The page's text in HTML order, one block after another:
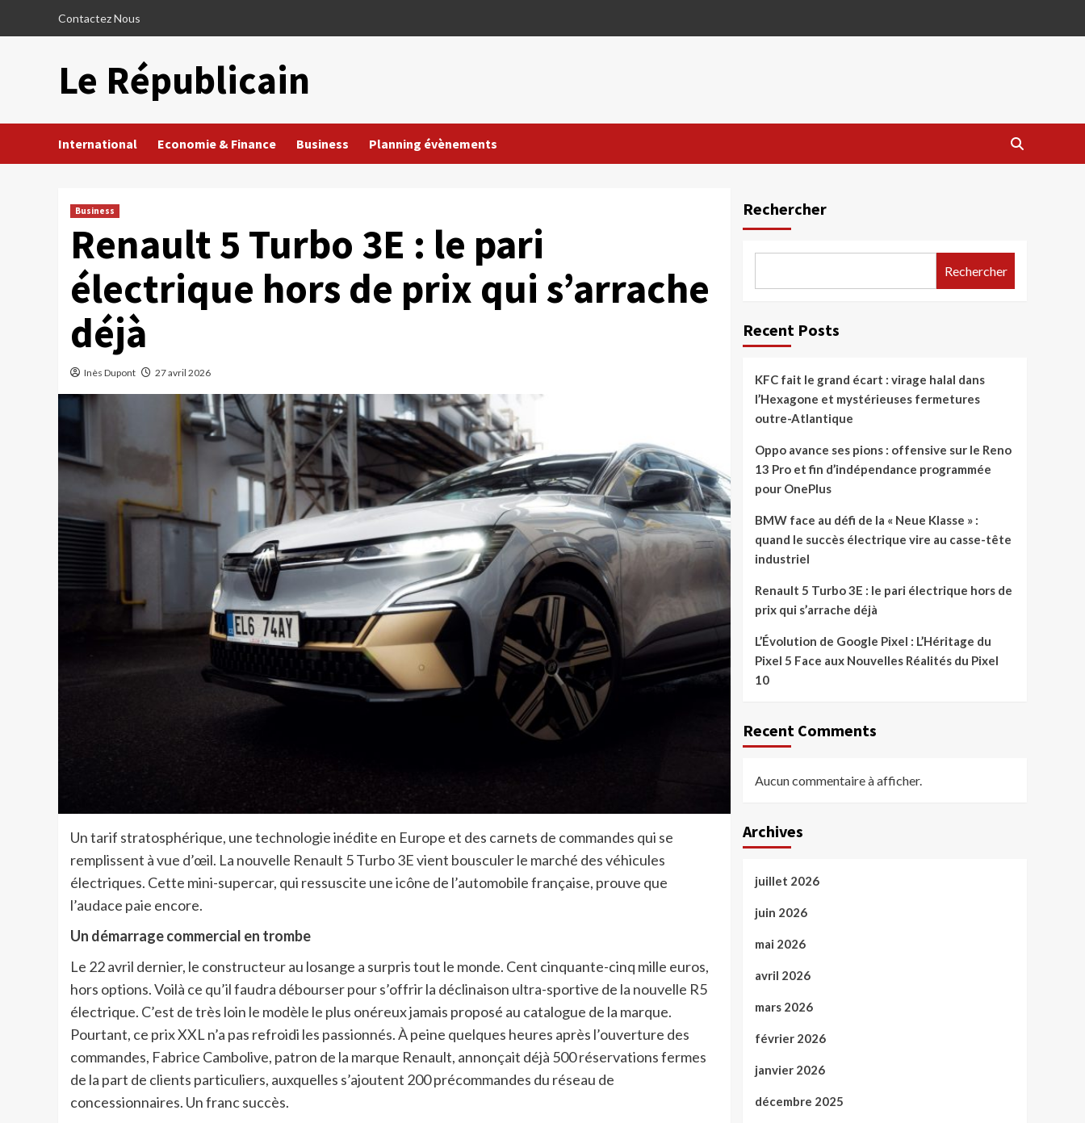
Contactez Nous
Le Républicain
International Economie & Finance Business Planning évènements
Business
Renault 5 Turbo 3E : le pari
électrique hors de prix qui s’arrache
déjà
Inès Dupont 27 avril 2026
Un tarif stratosphérique, une technologie inédite en Europe et des carnets de commandes qui se
remplissent à vue d’œil. La nouvelle Renault 5 Turbo 3E vient bousculer le marché des véhicules
électriques. Cette mini-supercar, qui ressuscite une icône de l’automobile française, prouve que
l’audace paie encore.
Un démarrage commercial en trombe
Le 22 avril dernier, le constructeur au losange a surpris tout le monde. Cent cinquante-cinq mille euros,
hors options. Voilà ce qu’il faudra débourser pour s’offrir la déclinaison ultra-sportive de la nouvelle R5
électrique. C’est de très loin le modèle le plus onéreux jamais proposé au catalogue de la marque.
Pourtant, ce prix XXL n’a pas refroidi les passionnés. À peine quelques heures après l’ouverture des
commandes, Fabrice Cambolive, patron de la marque Renault, annonçait déjà 500 réservations fermes
de la part de clients particuliers, auxquelles s’ajoutent 200 précommandes du réseau de
concessionnaires. Un franc succès.
Rechercher
Rechercher
Recent Posts
KFC fait le grand écart : virage halal dans
l’Hexagone et mystérieuses fermetures
outre-Atlantique
Oppo avance ses pions : offensive sur le Reno
13 Pro et fin d’indépendance programmée
pour OnePlus
BMW face au défi de la « Neue Klasse » :
quand le succès électrique vire au casse-tête
industriel
Renault 5 Turbo 3E : le pari électrique hors de
prix qui s’arrache déjà
L’Évolution de Google Pixel : L’Héritage du
Pixel 5 Face aux Nouvelles Réalités du Pixel
10
Recent Comments
Aucun commentaire à afficher.
Archives
juillet 2026
juin 2026
mai 2026
avril 2026
mars 2026
février 2026
janvier 2026
décembre 2025